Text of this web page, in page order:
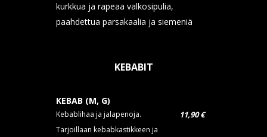
kurkkua ja rapeaa valkosipulia,
paahdettua parsakaalia ja siemeniä
KEBABIT
KEBAB (M, G)
Kebablihaa ja jalapenoja.
Tarjoillaan kebabkastikkeen ja
11,90 €